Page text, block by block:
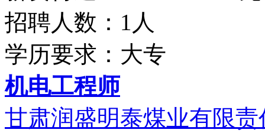
招聘人数：1人
学历要求：大专
机电工程师
甘肃润盛明泰煤业有限责